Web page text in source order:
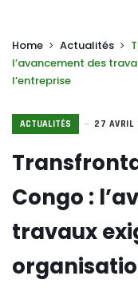
Home Actualités
l’avancement des
l’entreprise
ACTUALITÉS 27 AVRIL
Congo :
travaux